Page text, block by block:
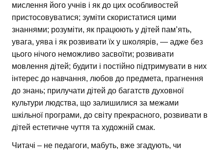
мислення його учнів і як до цих особливостей
пристосовуватися; зуміти скористатися цими
знаннями; розуміти, як працюють у дітей пам’ять,
увага, уява і як розвивати їх у школярів, — адже без
цього нічого неможливо засвоїти; розвивати
мовлення дітей; будити і постійно підтримувати в них
інтерес до навчання, любов до предмета, прагнення
до знань; прилучати дітей до багатств духовної
культури людства, що залишилися за межами
шкільної програми, до світу прекрасного, розвивати в
дітей естетичне чуття та художній смак.
Читачі – не педагоги, мабуть, вже згадують, чи